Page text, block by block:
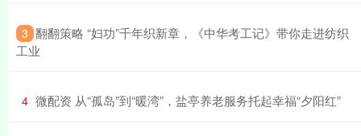
3 ​翻翻策略 “妇功”千年织新章，《中华考工记》带你走进纺织
工业
4 ​微配资 从“孤岛”到“暖湾”，盐亭养老服务托起幸福“夕阳红”